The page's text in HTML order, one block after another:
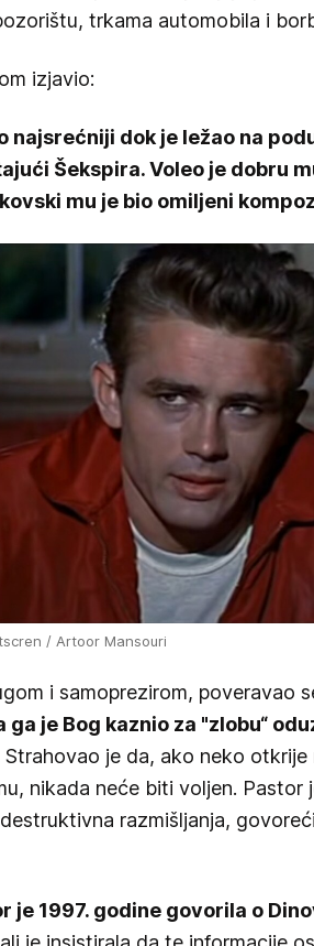
trkama automobila i
izjavio:
najsrećniji dok je ležao na
Šekspira. Voleo je dobru
mu je bio omiljeni
/ Artoor Mansouri
i samoprezirom, poveravao
ga je Bog kaznio za "zlobu“
Strahovao je da, ako neko otkrije
nikada neće biti voljen. Pastor
razmišljanja,
je 1997. godine govorila o